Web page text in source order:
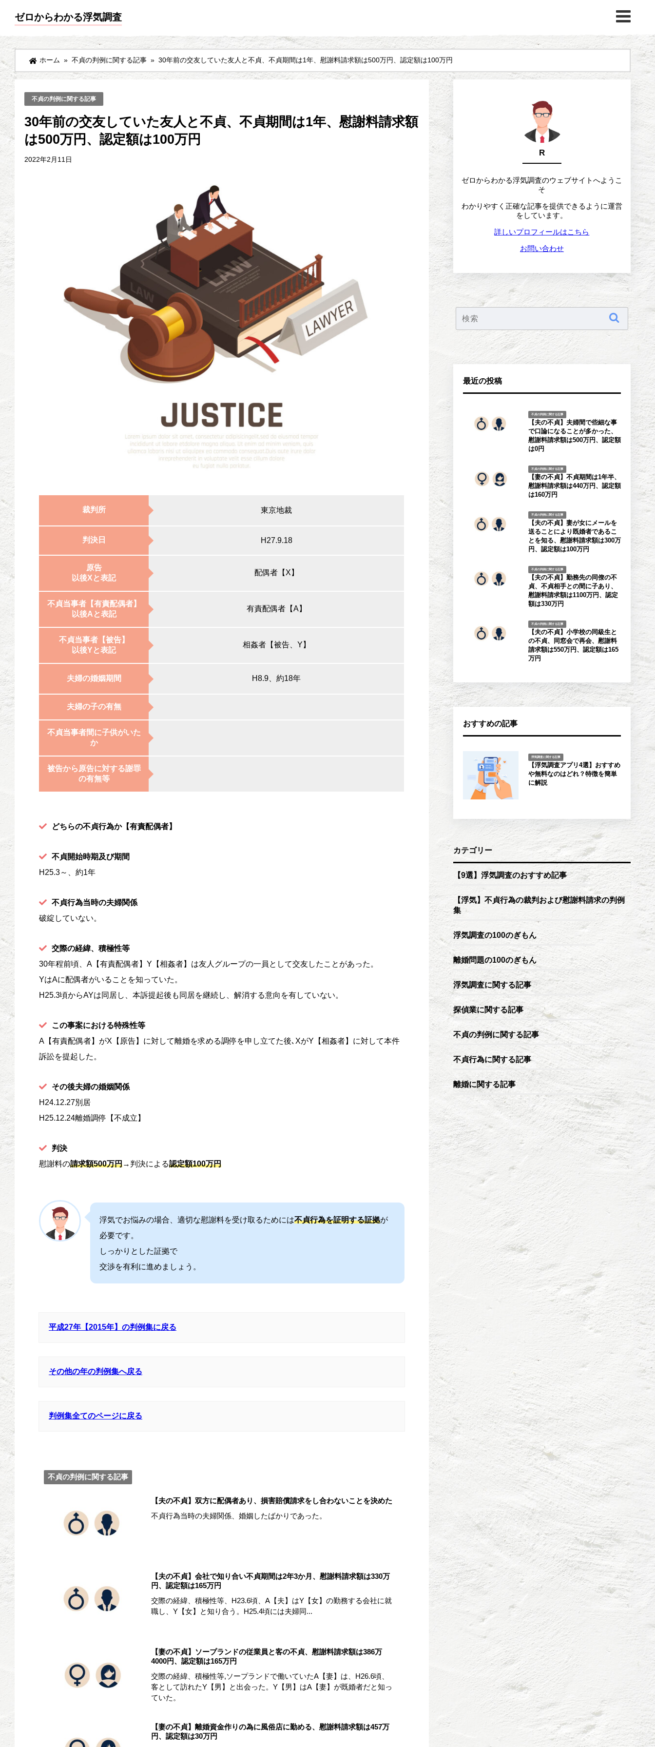
ゼロからわかる浮気調査
ホーム » 不貞の判例に関する記事 » 30年前の交友していた友人と不貞、不貞期間は1年、慰謝料請求額は500万円、認定額は100万円
不貞の判例に関する記事
30年前の交友していた友人と不貞、不貞期間は1年、慰謝料請求額
は500万円、認定額は100万円
2022年2月11日
裁判所 東京地裁
判決日 H27.9.18
原告
以後Xと表記
配偶者【X】
不貞当事者【有責配偶者】
以後Aと表記
有責配偶者【A】
不貞当事者【被告】
以後Yと表記
相姦者【被告、Y】
夫婦の婚姻期間 H8.9、約18年
夫婦の子の有無
不貞当事者間に子供がいた
か
被告から原告に対する謝罪
の有無等
どちらの不貞行為か【有責配偶者】
不貞開始時期及び期間
H25.3～、約1年
不貞行為当時の夫婦関係
破綻していない。
交際の経緯、積極性等
30年程前頃、A【有責配偶者】Y【相姦者】は友人グループの一員として交友したことがあった。
YはAに配偶者がいることを知っていた。
H25.3頃からAYは同居し、本訴提起後も同居を継続し、解消する意向を有していない。
この事案における特殊性等
A【有責配偶者】がX【原告】に対して離婚を求める調停を申し立てた後､XがY【相姦者】に対して本件
訴訟を提起した。
その後夫婦の婚姻関係
H24.12.27別居
H25.12.24離婚調停【不成立】
判決
慰謝料の請求額500万円→判決による認定額100万円
浮気でお悩みの場合、適切な慰謝料を受け取るためには不貞行為を証明する証拠が
必要です。
しっかりとした証拠で
交渉を有利に進めましょう。
平成27年【2015年】の判例集に戻る
その他の年の判例集へ戻る
判例集全てのページに戻る
不貞の判例に関する記事
【夫の不貞】双方に配偶者あり、損害賠償請求をし合わないことを決めた
不貞行為当時の夫婦関係、婚姻したばかりであった。
【夫の不貞】会社で知り合い不貞期間は2年3か月、慰謝料請求額は330万
円、認定額は165万円
交際の経緯、積極性等、H23.6頃、A【夫】はY【女】の勤務する会社に就
職し、Y【女】と知り合う。H25.4頃には夫婦同...
【妻の不貞】ソープランドの従業員と客の不貞、慰謝料請求額は386万
4000円、認定額は165万円
交際の経緯、積極性等,ソープランドで働いていたA【妻】は、H26.6頃、
客として訪れたY【男】と出会った。Y【男】はA【妻】が既婚者だと知っ
ていた。
【妻の不貞】離婚資金作りの為に風俗店に勤める、慰謝料請求額は457万
円、認定額は30万円
R
ゼロからわかる浮気調査のウェブサイトへようこ
そ
わかりやすく正確な記事を提供できるように運営
をしています。
詳しいプロフィールはこちら
お問い合わせ
最近の投稿
不貞の判例に関する記事
【夫の不貞】夫婦間で些細な事
で口論になることが多かった、
慰謝料請求額は500万円、認定額
は0円
不貞の判例に関する記事
【妻の不貞】不貞期間は1年半、
慰謝料請求額は440万円、認定額
は160万円
不貞の判例に関する記事
【夫の不貞】妻が女にメールを
送ることにより既婚者であるこ
とを知る、慰謝料請求額は300万
円、認定額は100万円
不貞の判例に関する記事
【夫の不貞】勤務先の同僚の不
貞、不貞相手との間に子あり、
慰謝料請求額は1100万円、認定
額は330万円
不貞の判例に関する記事
【夫の不貞】小学校の同級生と
の不貞、同窓会で再会、慰謝料
請求額は550万円、認定額は165
万円
おすすめの記事
浮気調査に関する記事
【浮気調査アプリ4選】おすすめ
や無料なのはどれ？特徴を簡単
に解説
カテゴリー
【9選】浮気調査のおすすめ記事
【浮気】不貞行為の裁判および慰謝料請求の判例
集
浮気調査の100のぎもん
離婚問題の100のぎもん
浮気調査に関する記事
探偵業に関する記事
不貞の判例に関する記事
不貞行為に関する記事
離婚に関する記事